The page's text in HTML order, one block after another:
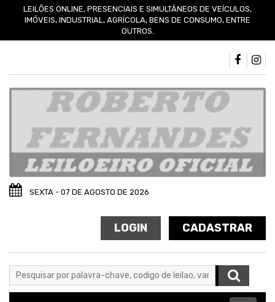
LEILÕES ONLINE, PRESENCIAIS E SIMULTÂNEOS DE VEÍCULOS,
IMÓVEIS, INDUSTRIAL, AGRÍCOLA, BENS DE CONSUMO, ENTRE
OUTROS.
SEXTA - 07 DE AGOSTO DE 2026
LOGIN CADASTRAR